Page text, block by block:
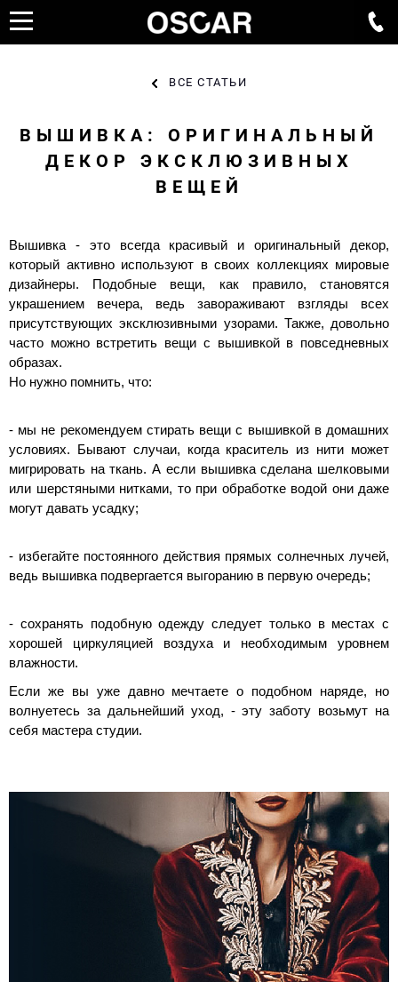
ВСЕ СТАТЬИ
ВЫШИВКА: ОРИГИНАЛЬНЫЙ
ДЕКОР ЭКСКЛЮЗИВНЫХ
ВЕЩЕЙ
Вышивка - это всегда красивый и оригинальный декор,
который активно используют в своих коллекциях мировые
дизайнеры. Подобные вещи, как правило, становятся
украшением вечера, ведь завораживают взгляды всех
присутствующих эксклюзивными узорами. Также, довольно
часто можно встретить вещи с вышивкой в ​​повседневных
образах.
Но нужно помнить, что:
- мы не рекомендуем стирать вещи с вышивкой в домашних
условиях. Бывают случаи, когда краситель из нити может
мигрировать на ткань. А если вышивка сделана шелковыми
или шерстяными нитками, то при обработке водой они даже
могут давать усадку;
- избегайте постоянного действия прямых солнечных лучей,
ведь вышивка подвергается выгоранию в первую очередь;
- сохранять подобную одежду следует только в местах с
хорошей циркуляцией воздуха и необходимым уровнем
влажности.
Если же вы уже давно мечтаете о подобном наряде, но
волнуетесь за дальнейший уход, - эту заботу возьмут на
себя мастера студии.